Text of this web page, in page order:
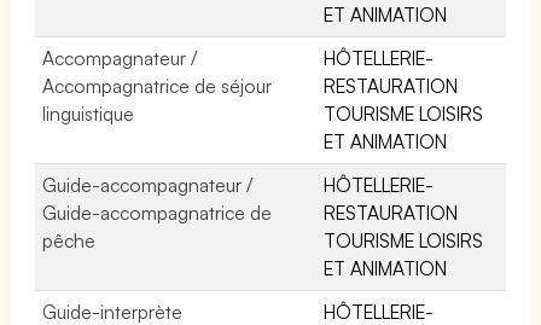
ET ANIMATION
Accompagnateur /
Accompagnatrice de séjour
linguistique
HÔTELLERIE-
RESTAURATION
TOURISME LOISIRS
ET ANIMATION
Guide-accompagnateur /
Guide-accompagnatrice de
pêche
HÔTELLERIE-
RESTAURATION
TOURISME LOISIRS
ET ANIMATION
Guide-interprète
HÔTELLERIE-